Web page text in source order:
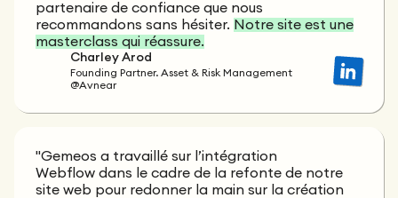
partenaire de confiance que nous
recommandons sans hésiter. Notre site est une
masterclass qui réassure.
Charley Arod
Founding Partner. Asset & Risk Management
@Avnear
"Gemeos a travaillé sur l’intégration
Webflow dans le cadre de la refonte de notre
site web pour redonner la main sur la création